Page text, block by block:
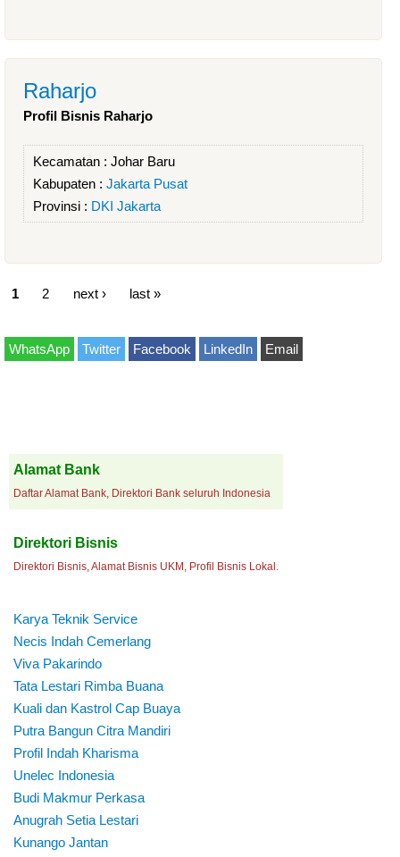
Raharjo
Profil Bisnis Raharjo
Kecamatan : Johar Baru
Kabupaten : Jakarta Pusat
Provinsi : DKI Jakarta
1 2 next › last »
WhatsApp Twitter Facebook LinkedIn Email
Alamat Bank
Daftar Alamat Bank, Direktori Bank seluruh Indonesia
Direktori Bisnis
Direktori Bisnis, Alamat Bisnis UKM, Profil Bisnis Lokal.
Karya Teknik Service
Necis Indah Cemerlang
Viva Pakarindo
Tata Lestari Rimba Buana
Kuali dan Kastrol Cap Buaya
Putra Bangun Citra Mandiri
Profil Indah Kharisma
Unelec Indonesia
Budi Makmur Perkasa
Anugrah Setia Lestari
Kunango Jantan